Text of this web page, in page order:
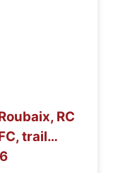
RC
trail…